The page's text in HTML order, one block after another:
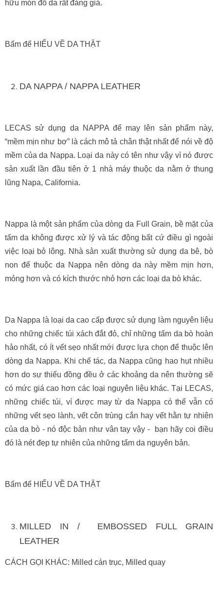
hữu món đồ da rất đáng giá.
Bấm để HIỂU VỀ DA THẬT
DA NAPPA / NAPPA LEATHER
LECAS sử dụng da NAPPA để may lên sản phẩm này,
“mềm mịn như bơ” là cách mô tả chân thật nhất để nói về độ
mềm của da Nappa. Loại da này có tên như vậy vì nó được
sản xuất lần đầu tiên ở 1 nhà máy thuộc da nằm ở thung
lũng Napa, California.
Nappa là một sản phẩm của dòng da Full Grain, bề mặt của
tấm da không được xử lý và tác động bất cứ điều gì ngoài
việc loại bỏ lông. Nhà sản xuất thường sử dụng da bê, bò
non để thuộc da Nappa nên dòng da này mềm mịn hơn,
mỏng hơn và có kích thước nhỏ hơn các loại da bò khác.
Da Nappa là loại da cao cấp được sử dụng làm nguyên liệu
cho những chiếc túi xách đắt đỏ, chỉ những tấm da bò hoàn
hảo nhất, có ít vết sẹo nhất mới được lựa chọn để thuộc lên
dòng da Nappa. Khi chế tác, da Nappa cũng hao hụt nhiều
hơn do sự thiếu đồng đều ở các khoảng da nên thường sẽ
có mức giá cao hơn các loại nguyên liệu khác. Tại LECAS,
những chiếc túi, ví được may từ da Nappa có thể vẫn có
những vết sẹo lành, vết côn trùng cắn hay vết hằn tự nhiên
của da bò - nó độc bản như vân tay vậy - bạn hãy coi điều
đó là nét đẹp tự nhiên của những tấm da nguyên bản.
Bấm để HIỂU VỀ DA THẬT
MILLED IN / EMBOSSED FULL GRAIN
LEATHER
CÁCH GỌI KHÁC: Milled cán trục, Milled quay